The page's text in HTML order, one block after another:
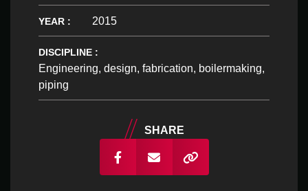
YEAR : 2015
DISCIPLINE :
Engineering, design, fabrication, boilermaking,
piping
SHARE